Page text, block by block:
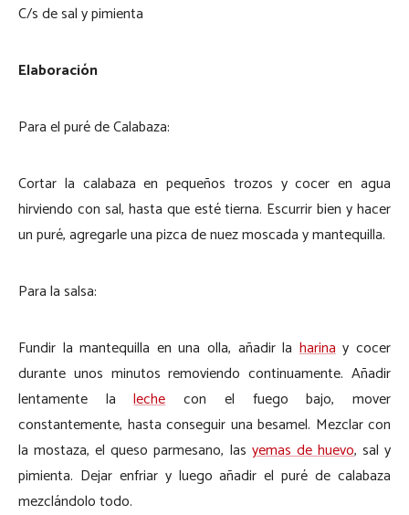
C/s de sal y pimienta
Elaboración
Para el puré de Calabaza:
Cortar la calabaza en pequeños trozos y cocer en agua
hirviendo con sal, hasta que esté tierna. Escurrir bien y hacer
un puré, agregarle una pizca de nuez moscada y mantequilla.
Para la salsa:
Fundir la mantequilla en una olla, añadir la harinay cocer
durante unos minutos removiendo continuamente. Añadir
lentamente lalechecon el fuego bajo, mover
constantemente, hasta conseguir una besamel. Mezclar con
la mostaza, el queso parmesano, las yemas de huevo, sal y
pimienta. Dejar enfriar y luego añadir el puré de calabaza
mezclándolo todo.